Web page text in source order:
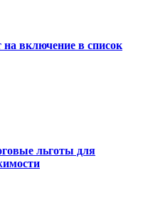
включение в список
льготы для